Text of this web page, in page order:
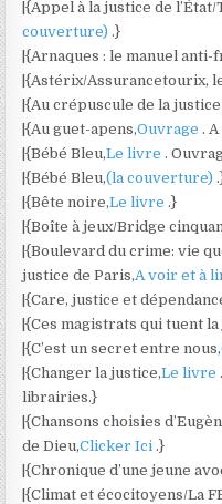
|{Appel à la justice de
couverture) .}
|{Arnaques : le manuel anti-
|{Astérix/Assurancetourix,
|{Au crépuscule de la
|{Au guet-apens,Ouvrage .
|{Bébé Bleu,Le livre .
|{Bébé Bleu,(la couverture)
|{Bête noire,Le livre .}
|{Boîte à jeux/Bridge
|{Boulevard du crime: vie
justice de Paris,A voir et à
|{Care, justice et
|{Ces magistrats qui tuent
|{C’est un secret entre nous,
|{Changer la justice,Le livre
librairies.}
|{Chansons choisies
de Dieu,Clicker Ici .}
|{Chronique d’une jeune
|{Climat et écocitoyens/La